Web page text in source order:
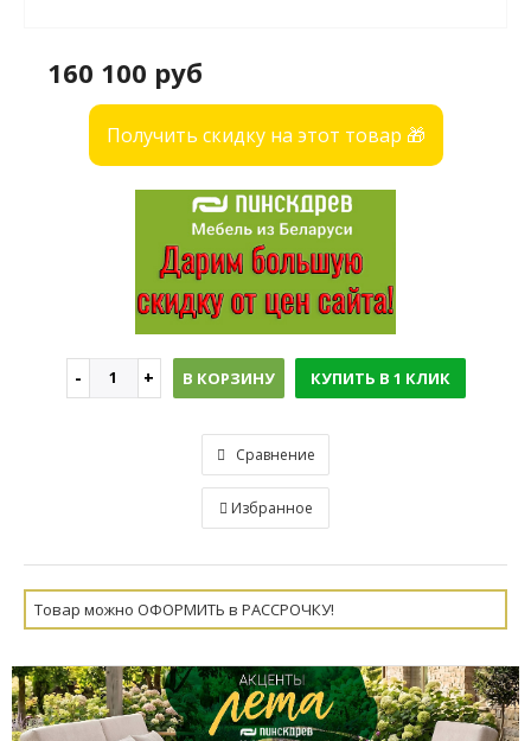
160 100 руб
Получить скидку на этот товар 🎁
В КОРЗИНУ КУПИТЬ В 1 КЛИК
Сравнение
Избранное
Товар можно ОФОРМИТЬ в РАССРОЧКУ!